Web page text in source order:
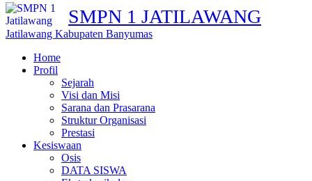
SMPN 1 JATILAWANG
Jatilawang Kabupaten Banyumas
Home
Profil
Sejarah
Visi dan Misi
Sarana dan Prasarana
Struktur Organisasi
Prestasi
Kesiswaan
Osis
DATA SISWA